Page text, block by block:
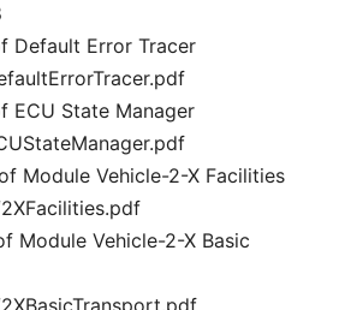
Default Error Tracer
ECU State Manager
Module Vehicle-2-X Facilities
Module Vehicle-2-X Basic